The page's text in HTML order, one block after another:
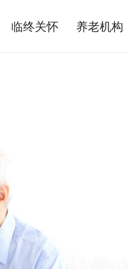
临终关怀 养老机构